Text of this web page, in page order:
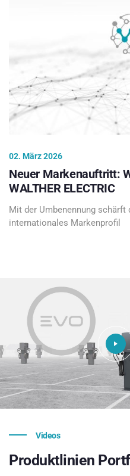
02. März 2026
Neuer Markenauftritt:
WALTHER ELECTRIC
Mit der Umbenennung schärft
internationales Markenprofil
Videos
Produktlinien